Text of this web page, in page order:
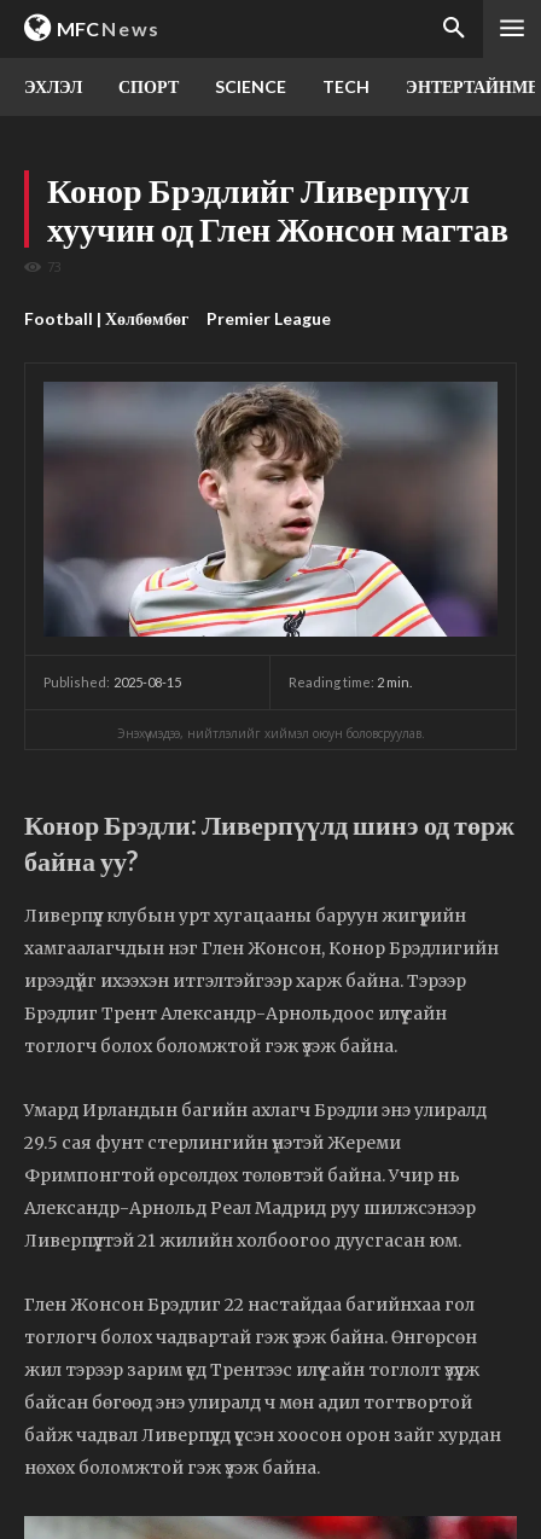
MFCNews
ЭХЛЭЛ СПОРТ SCIENCE TECH
Конор Брэдлийг Ливерпүүл
хуучин од Глен Жонсон магтав
73
Football | Хөлбөмбөг Premier League
Published: 2025-08-15 Reading time: 2 min.
Энэхүү мэдээ, нийтлэлийг хиймэл оюун боловсруулав.
Конор Брэдли: Ливерпүүлд шинэ од төрж
байна уу?
Ливерпүүл клубын урт хугацааны баруун жигүүрийн
хамгаалагчдын нэг Глен Жонсон, Конор Брэдлигийн
ирээдүйг ихээхэн итгэлтэйгээр харж байна. Тэрээр
Брэдлиг Трент Александр-Арнольдоос илүү сайн
тоглогч болох боломжтой гэж үзэж байна.
Умард Ирландын багийн ахлагч Брэдли энэ улиралд
29.5 сая фунт стерлингийн үнэтэй Жереми
Фримпонгтой өрсөлдөх төлөвтэй байна. Учир нь
Александр-Арнольд Реал Мадрид руу шилжсэнээр
Ливерпүүлтэй 21 жилийн холбоогоо дуусгасан юм.
Глен Жонсон Брэдлиг 22 настайдаа багийнхаа гол
тоглогч болох чадвартай гэж үзэж байна. Өнгөрсөн
жил тэрээр зарим үед Трентээс илүү сайн тоглолт үзүүлж
байсан бөгөөд энэ улиралд ч мөн адил тогтвортой
байж чадвал Ливерпүүлд үүссэн хоосон орон зайг хурдан
нөхөх боломжтой гэж үзэж байна.